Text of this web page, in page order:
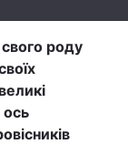
роду
ось